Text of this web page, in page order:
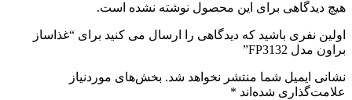
هیچ دیدگاهی برای این محصول نوشته نشده است.
اولین نفری باشید که دیدگاهی را ارسال می کنید برای “غذاساز
براون مدل FP3132”
نشانی ایمیل شما منتشر نخواهد شد. بخش‌های موردنیاز
علامت‌گذاری شده‌اند *